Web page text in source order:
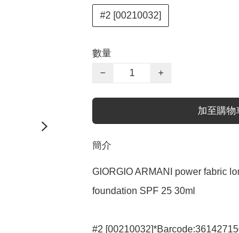
#2 [00210032]
數量
−
+
加至購物
簡介
GIORGIO ARMANI power fabric
foundation SPF 25 30ml
#2